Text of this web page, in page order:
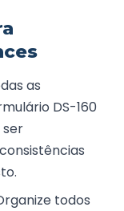
as
DS-160
todos